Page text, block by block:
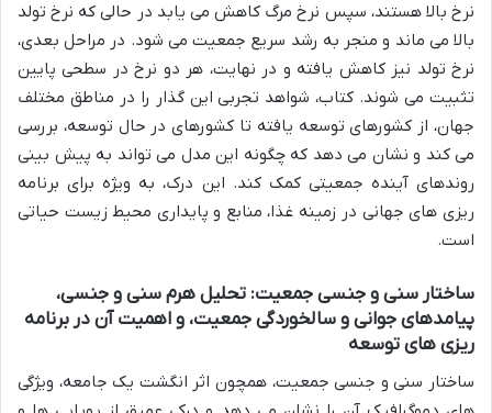
نرخ بالا هستند، سپس نرخ مرگ کاهش می یابد در حالی که نرخ تولد
بالا می ماند و منجر به رشد سریع جمعیت می شود. در مراحل بعدی،
نرخ تولد نیز کاهش یافته و در نهایت، هر دو نرخ در سطحی پایین
تثبیت می شوند. کتاب، شواهد تجربی این گذار را در مناطق مختلف
جهان، از کشورهای توسعه یافته تا کشورهای در حال توسعه، بررسی
می کند و نشان می دهد که چگونه این مدل می تواند به پیش بینی
روندهای آینده جمعیتی کمک کند. این درک، به ویژه برای برنامه
ریزی های جهانی در زمینه غذا، منابع و پایداری محیط زیست حیاتی
است.
ساختار سنی و جنسی جمعیت: تحلیل هرم سنی و جنسی،
پیامدهای جوانی و سالخوردگی جمعیت، و اهمیت آن در برنامه
ریزی های توسعه
ساختار سنی و جنسی جمعیت، همچون اثر انگشت یک جامعه، ویژگی